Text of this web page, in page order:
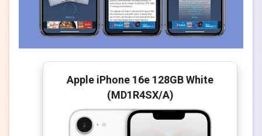
Apple iPhone 16e 128GB White
(MD1R4SX/A)